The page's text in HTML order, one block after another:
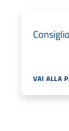
VAI ALLA